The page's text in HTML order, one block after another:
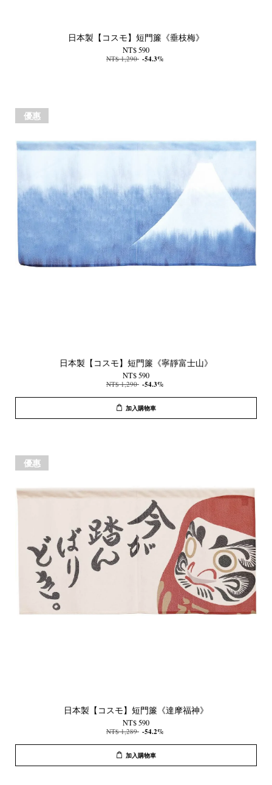
日本製【コスモ】短門簾《垂枝梅》
NT$ 590
NT$ 1,290 -54.3%
優惠
日本製【コスモ】短門簾《寧靜富士山》
NT$ 590
NT$ 1,290 -54.3%
加入購物車
優惠
日本製【コスモ】短門簾《達摩福神》
NT$ 590
NT$ 1,289 -54.2%
加入購物車